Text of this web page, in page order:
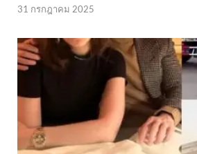
31 กรกฎาคม 2025